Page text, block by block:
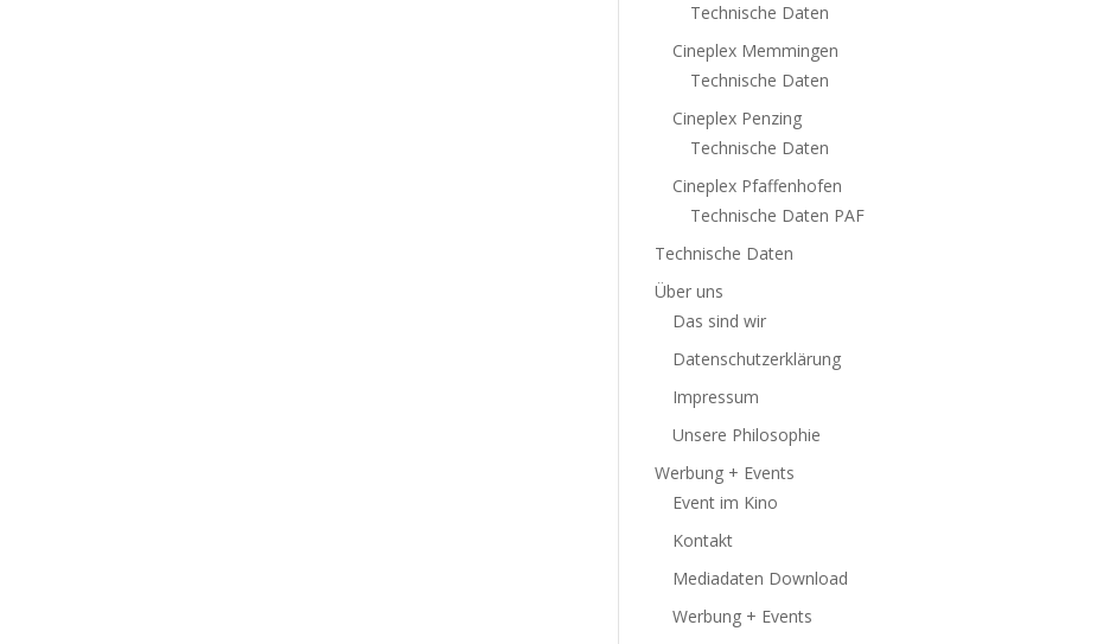
Technische Daten
Cineplex Memmingen
Technische Daten
Cineplex Penzing
Technische Daten
Cineplex Pfaffenhofen
Technische Daten PAF
Technische Daten
Über uns
Das sind wir
Datenschutzerklärung
Impressum
Unsere Philosophie
Werbung + Events
Event im Kino
Kontakt
Mediadaten Download
Werbung + Events